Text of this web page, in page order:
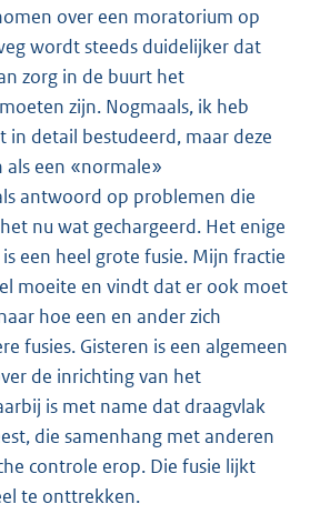
over een moratorium op
wordt steeds duidelijker dat
zorg in de buurt het
zijn. Nogmaals, ik heb
in detail bestudeerd, maar deze
als een «normale»
antwoord op problemen die
nu wat gechargeerd. Het enige
een heel grote fusie. Mijn fractie
moeite en vindt dat er ook moet
hoe een en ander zich
fusies. Gisteren is een algemeen
de inrichting van het
is met name dat draagvlak
die samenhang met anderen
controle erop. Die fusie lijkt
te onttrekken.